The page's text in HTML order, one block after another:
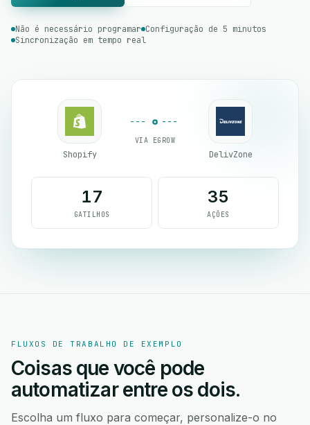
Não é necessário programar Configuração de 5 minutos
Sincronização em tempo real
Shopify
VIA EGROW
DelivZone
17
GATILHOS
35
AÇÕES
FLUXOS DE TRABALHO DE EXEMPLO
Coisas que você pode
automatizar entre os dois.
Escolha um fluxo para começar, personalize-o no